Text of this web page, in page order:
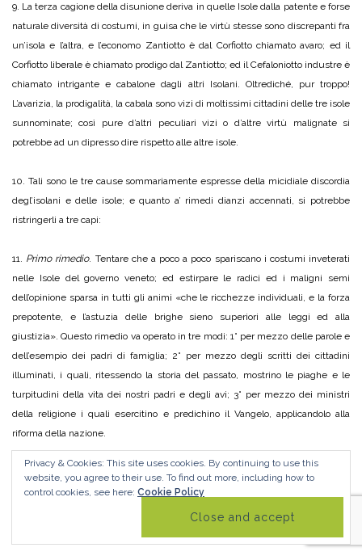
9. La terza cagione della disunione deriva in quelle Isole dalla patente e forse
naturale diversità di costumi, in guisa che le virtù stesse sono discrepanti fra
un’isola e l’altra, e l’economo Zantiotto è dal Corfiotto chiamato avaro; ed il
Corfiotto liberale è chiamato prodigo dal Zantiotto; ed il Cefaloniotto industre è
chiamato intrigante e cabalone dagli altri Isolani. Oltrediché, pur troppo!
L’avarizia, la prodigalità, la cabala sono vizi di moltissimi cittadini delle tre isole
sunnominate; così pure d’altri peculiari vizi o d’altre virtù malignate si
potrebbe ad un dipresso dire rispetto alle altre isole.
10. Tali sono le tre cause sommariamente espresse della micidiale discordia
degl’isolani e delle isole; e quanto a’ rimedi dianzi accennati, si potrebbe
ristringerli a tre capi:
11. Primo rimedio. Tentare che a poco a poco spariscano i costumi inveterati
nelle Isole del governo veneto; ed estirpare le radici ed i maligni semi
dell’opinione sparsa in tutti gli animi «che le ricchezze individuali, e la forza
prepotente, e l’astuzia delle brighe sieno superiori alle leggi ed alla
giustizia». Questo rimedio va operato in tre modi: 1° per mezzo delle parole e
dell’esempio dei padri di famiglia; 2° per mezzo degli scritti dei cittadini
illuminati, i quali, ritessendo la storia del passato, mostrino le piaghe e le
turpitudini della vita dei nostri padri e degli avi; 3° per mezzo dei ministri
della religione i quali esercitino e predichino il Vangelo, applicandolo alla
riforma della nazione.
12. Da questo primo rimedio deriverà col tempo il salutare effetto che i Greci
nell’Isole abborriranno ogni costume straniero o tirannico, ed assumeranno
costumi più peculiari e propri al loro paese; e l’aver abitudini proprie ed aliene
Privacy & Cookies: This site uses cookies. By continuing to use this
website, you agree to their use. To find out more, including how to
control cookies, see here: Cookie Policy